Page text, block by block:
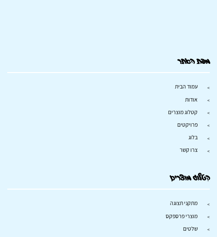
מפת האתר
עמוד הבית
אודות
קטלוג מוצרים
פרויקטים
בלוג
צרו קשר
קטלוג מוצרים
מתקני תצוגה
מוצרי פרספקס
שלטים